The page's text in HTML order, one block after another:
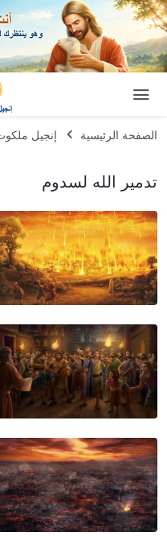
الصفحة الرئيسية إنجيل
تدمير الله لسدوم